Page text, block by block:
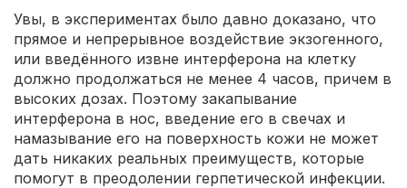
Увы, в экспериментах было давно доказано, что
прямое и непрерывное воздействие экзогенного,
или введённого извне интерферона на клетку
должно продолжаться не менее 4 часов, причем в
высоких дозах. Поэтому закапывание
интерферона в нос, введение его в свечах и
намазывание его на поверхность кожи не может
дать никаких реальных преимуществ, которые
помогут в преодолении герпетической инфекции.